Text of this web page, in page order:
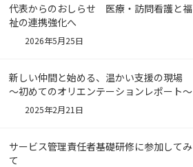
代表からのおしらせ 医療・訪問看護と福
祉の連携強化へ
2026年5月25日
新しい仲間と始める、温かい支援の現場
～初めてのオリエンテーションレポート～
2025年2月21日
サービス管理責任者基礎研修に参加してみ
て